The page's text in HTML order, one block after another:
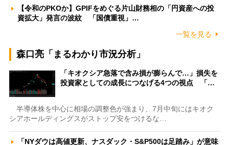
【令和のPKOか】GPIFをめぐる片山財務相の「円資産への投
資拡大」発言の波紋 「国債重視」…
一覧を見る
森口亮「まるわかり市況分析」
「キオクシア急落で含み損が膨らんで…」損失を
投資家としての成長につなげる4つの視点 「…
半導体株を中心に相場の調整色が強まり、7月中旬にはキオク
シアホールディングスがストップ安をつけるな…
「NYダウは高値更新、ナスダック・S&P500は足踏み」が意味